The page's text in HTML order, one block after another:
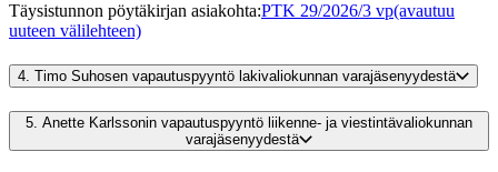
Täysistunnon pöytäkirjan asiakohta:PTK 29/2026/3 vp(avautuu
uuteen välilehteen)
4. Timo Suhosen vapautuspyyntö lakivaliokunnan varajäsenyydestä
5. Anette Karlssonin vapautuspyyntö liikenne- ja viestintävaliokunnan
varajäsenyydestä